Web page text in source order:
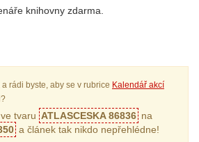
knihovny zdarma.
rádi byste, aby se v rubrice Kalendář akcí
tvaru ATLASCESKA 86836 na
a článek tak nikdo nepřehlédne!